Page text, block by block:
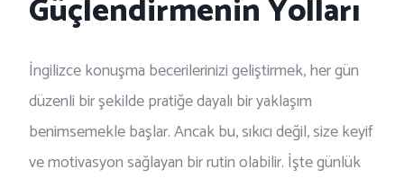
Güçlendirmenin Yolları
İngilizce konuşma becerilerinizi geliştirmek, her gün
düzenli bir şekilde pratiğe dayalı bir yaklaşım
benimsemekle başlar. Ancak bu, sıkıcı değil, size keyif
ve motivasyon sağlayan bir rutin olabilir. İşte günlük